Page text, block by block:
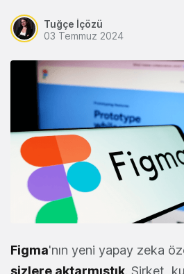
Tuğçe İçözü
03 Temmuz 2024
Figma'nın yeni yapay zeka
sizlere aktarmıştık. Şirket,